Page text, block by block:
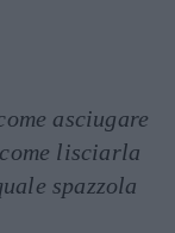
asciugare
lisciarla
spazzola